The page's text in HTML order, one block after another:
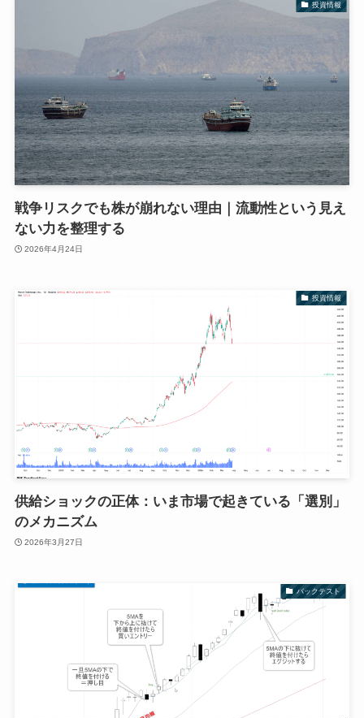
投資情報
戦争リスクでも株が崩れない理由｜流動性という見え
ない力を整理する
2026年4月24日
投資情報
供給ショックの正体：いま市場で起きている「選別」
のメカニズム
2026年3月27日
バックテスト